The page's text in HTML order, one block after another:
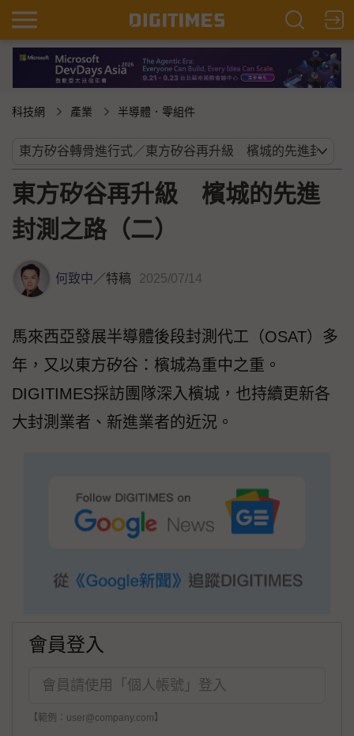
科技網 產業 半導體．零組件
東方矽谷再升級 檳城的先進
封測之路（二）
何致中／特稿 2025/07/14
馬來西亞發展半導體後段封測代工（OSAT）多
年，又以東方矽谷：檳城為重中之重。
DIGITIMES採訪團隊深入檳城，也持續更新各
大封測業者、新進業者的近況。
會員登入
【範例：user@company.com】